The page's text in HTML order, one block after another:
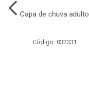
Capa de chuva adulto
Código: 832331